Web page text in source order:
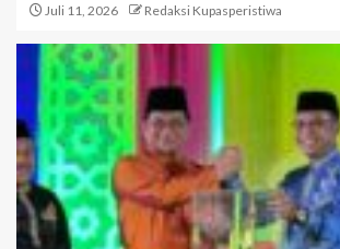
Juli 11, 2026 Redaksi Kupasperistiwa